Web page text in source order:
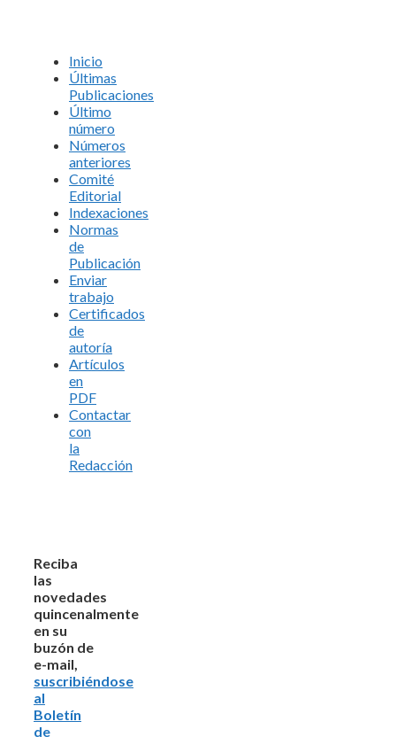
Inicio
Últimas
Publicaciones
Último
número
Números
anteriores
Comité
Editorial
Indexaciones
Normas
de
Publicación
Enviar
trabajo
Certificados
de
autoría
Artículos
en
PDF
Contactar
con
la
Redacción
Reciba
las
novedades
quincenalmente
en su
buzón de
e-mail,
suscribiéndose
al
Boletín
de